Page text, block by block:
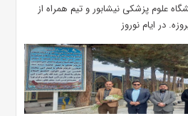
علوم پزشکی نیشابور و تیم همراه از
در ایام نوروز